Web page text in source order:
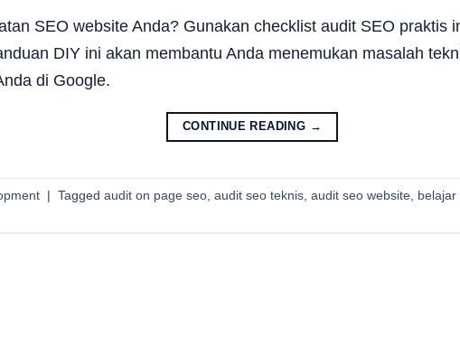
SEO website Anda? Gunakan checklist audit SEO praktis
DIY ini akan membantu Anda menemukan masalah
di Google.
CONTINUE READING →
| Tagged audit on page seo audit seo teknis audit seo website belajar